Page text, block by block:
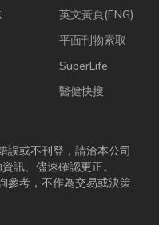
容與開項排列的邏
各公司內規與契約合同
以快倢估算為例，建
英文黃頁(ENG)
平面刊物索取
SuperLife
醫健快搜
誤或不刊登，請洽本公司
訊、儘速確認更正。
參考，不作為交易或決策